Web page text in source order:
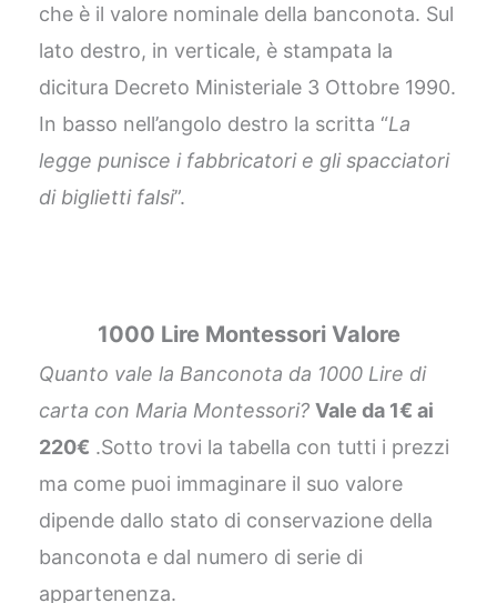
che è il valore nominale della banconota. Sul
lato destro, in verticale, è stampata la
dicitura Decreto Ministeriale 3 Ottobre 1990.
In basso nell’angolo destro la scritta “La
legge punisce i fabbricatori e gli spacciatori
di biglietti falsi”.
1000 Lire Montessori Valore
Quanto vale la Banconota da 1000 Lire di
carta con Maria Montessori? Vale da 1€ ai
220€ .Sotto trovi la tabella con tutti i prezzi
ma come puoi immaginare il suo valore
dipende dallo stato di conservazione della
banconota e dal numero di serie di
appartenenza.